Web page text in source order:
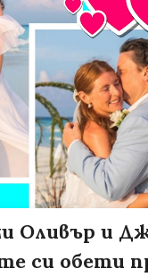
Оливър и
си обети